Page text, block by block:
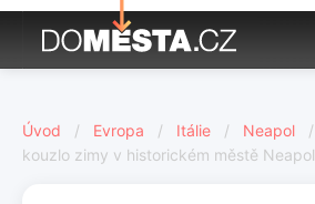
Úvod / Evropa / Itálie / Neapol /
kouzlo zimy v historickém městě Neapol